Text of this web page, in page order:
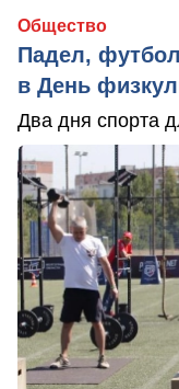
Общество
Падел,
в День
Два дня спорта